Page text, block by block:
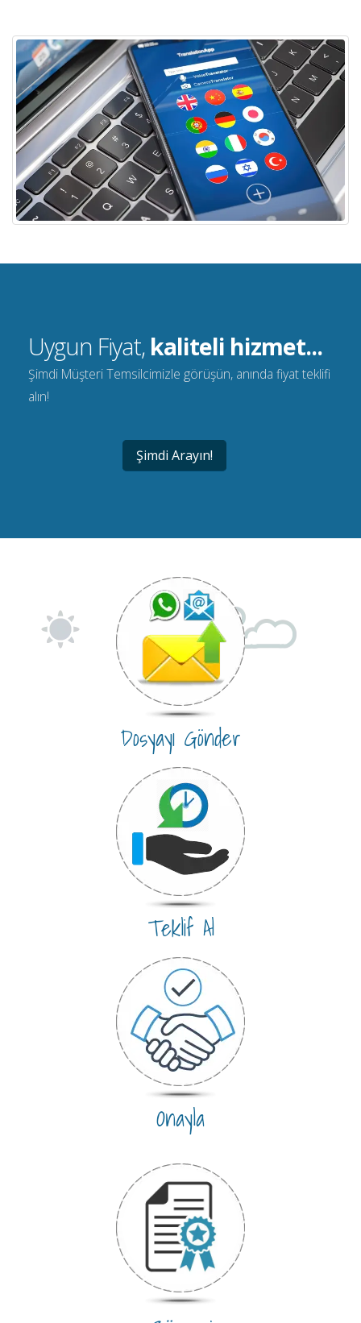
Uygun Fiyat, kaliteli hizmet...
Şimdi Müşteri Temsilcimizle görüşün, anında fiyat teklifi
alın!
Şimdi Arayın!
Dosyayı Gönder
Teklif Al
Onayla